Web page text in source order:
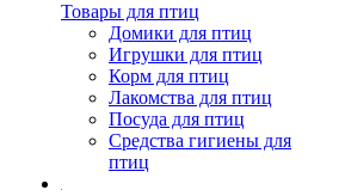
Товары для птиц
Домики для птиц
Игрушки для птиц
Корм для птиц
Лакомства для птиц
Посуда для птиц
Средства гигиены для
птиц